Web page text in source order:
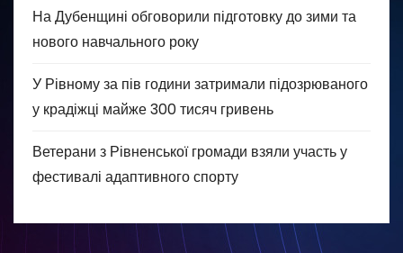
На Дубенщині обговорили підготовку до зими та
нового навчального року
У Рівному за пів години затримали підозрюваного
у крадіжці майже 300 тисяч гривень
Ветерани з Рівненської громади взяли участь у
фестивалі адаптивного спорту